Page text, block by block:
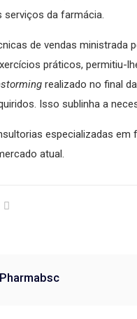
serviços da farmácia.
de vendas ministrada
práticos, permitiu-
realizado no final
Isso sublinha a
especializadas em
atual.
Pharmabsc